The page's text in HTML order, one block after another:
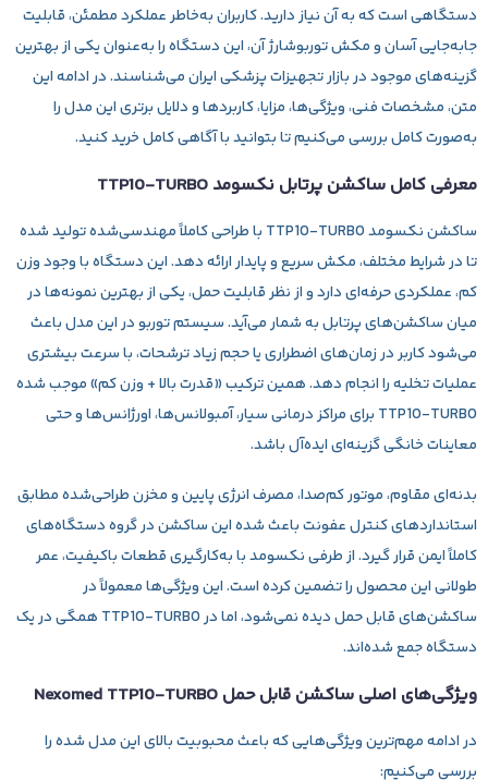
دستگاهی است که به آن نیاز دارید. کاربران به‌خاطر عملکرد مطمئن، قابلیت
جابه‌جایی آسان و مکش توربوشارژ آن، این دستگاه را به‌عنوان یکی از بهترین
گزینه‌های موجود در بازار تجهیزات پزشکی ایران می‌شناسند. در ادامه این
متن، مشخصات فنی، ویژگی‌ها، مزایا، کاربردها و دلایل برتری این مدل را
به‌صورت کامل بررسی می‌کنیم تا بتوانید با آگاهی کامل خرید کنید.
معرفی کامل ساکشن پرتابل نکسومد TTP10‑TURBO
ساکشن نکسومدTTP10‑TURBO با طراحی کاملاً مهندسی‌شده تولید شده
تا در شرایط مختلف، مکش سریع و پایدار ارائه دهد. این دستگاه با وجود وزن
کم، عملکردی حرفه‌ای دارد و از نظر قابلیت حمل، یکی از بهترین نمونه‌ها در
میان ساکشن‌های پرتابل به شمار می‌آید. سیستم توربو در این مدل باعث
می‌شود کاربر در زمان‌های اضطراری یا حجم زیاد ترشحات، با سرعت بیشتری
عملیات تخلیه را انجام دهد. همین ترکیب «قدرت بالا + وزن کم» موجب شده
TTP10‑TURBO برای مراکز درمانی سیار، آمبولانس‌ها، اورژانس‌ها و حتی
معاینات خانگی گزینه‌ای ایده‌آل باشد.
بدنه‌ای مقاوم، موتور کم‌صدا، مصرف انرژی پایین و مخزن طراحی‌شده مطابق
استانداردهای کنترل عفونت باعث شده این ساکشن در گروه دستگاه‌های
کاملاً ایمن قرار گیرد. از طرفی نکسومد با به‌کارگیری قطعات باکیفیت، عمر
طولانی این محصول را تضمین کرده است. این ویژگی‌ها معمولاً در
ساکشن‌های قابل حمل دیده نمی‌شود، اما در TTP10‑TURBO همگی در یک
دستگاه جمع شده‌اند.
ویژگی‌های اصلی ساکشن قابل حمل Nexomed TTP10‑TURBO
در ادامه مهم‌ترین ویژگی‌هایی که باعث محبوبیت بالای این مدل شده را
بررسی می‌کنیم: